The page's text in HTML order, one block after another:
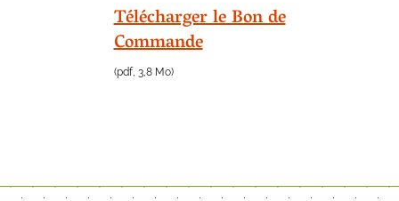
Télécharger le Bon de
Commande
(pdf, 3,8 Mo)